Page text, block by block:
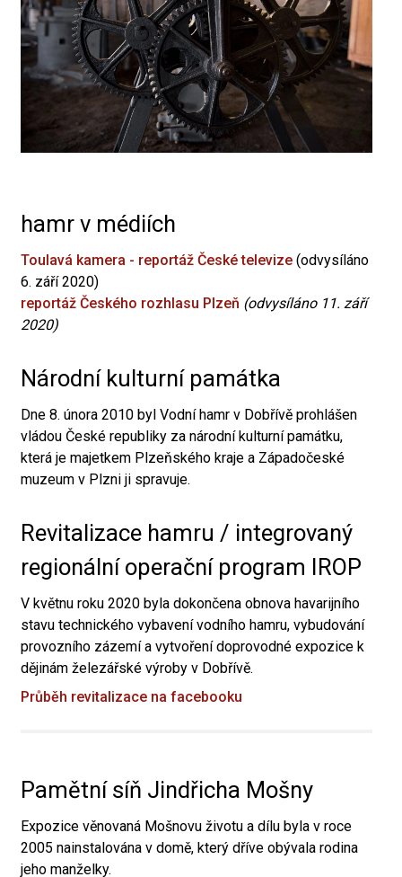
hamr v médiích
Toulavá kamera - reportáž České televize (odvysíláno
6. září 2020)
reportáž Českého rozhlasu Plzeň (odvysíláno 11. září
2020)
Národní kulturní památka
Dne 8. února 2010 byl Vodní hamr v Dobřívě prohlášen
vládou České republiky za národní kulturní památku,
která je majetkem Plzeňského kraje a Západočeské
muzeum v Plzni ji spravuje.
Revitalizace hamru / integrovaný
regionální operační program IROP
V květnu roku 2020 byla dokončena obnova havarijního
stavu technického vybavení vodního hamru, vybudování
provozního zázemí a vytvoření doprovodné expozice k
dějinám železářské výroby v Dobřívě.
Průběh revitalizace na facebooku
Pamětní síň Jindřicha Mošny
Expozice věnovaná Mošnovu životu a dílu byla v roce
2005 nainstalována v domě, který dříve obývala rodina
jeho manželky.